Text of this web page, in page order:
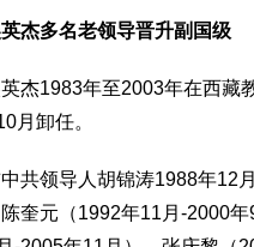
杰多名老领导晋升副国级
1983年至2003年在西藏教
月卸任。
领导人胡锦涛1988年12月
奎元（1992年11月-2000